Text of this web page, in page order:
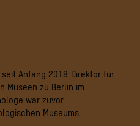
Anfang 2018 Direktor für
Museen zu Berlin im
war zuvor
Museums.